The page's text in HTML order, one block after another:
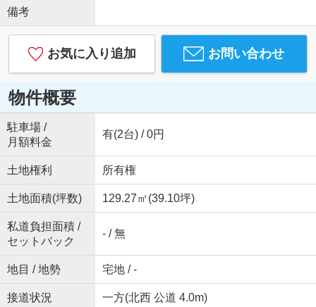
備考
お気に入り追加 お問い合わせ
物件概要
駐車場 /
月額料金
有(2台) / 0円
土地権利 所有権
土地面積(坪数) 129.27㎡(39.10坪)
私道負担面積 /
セットバック
- / 無
地目 / 地勢 宅地 / -
接道状況 一方(北西 公道 4.0m)